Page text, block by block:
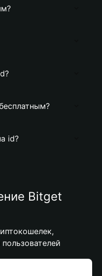
id?
Bitget